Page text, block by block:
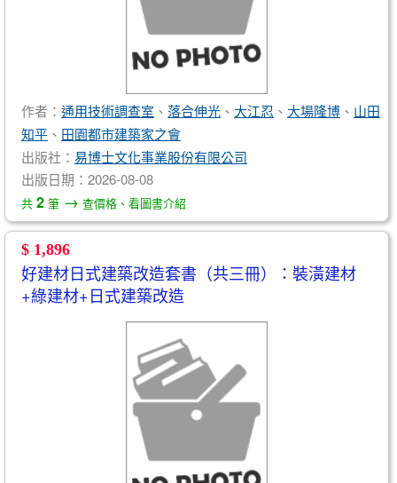
作者： 通用技術調查室 、 落合伸光 、 大江忍 、 大場隆博 、 山田
知平 、 田園都市建築家之會
出版社： 易博士文化事業股份有限公司
出版日期：2026-08-08
共 2 筆 → 查價格、看圖書介紹
$ 1,896
好建材日式建築改造套書（共三冊）：裝潢建材
+綠建材+日式建築改造